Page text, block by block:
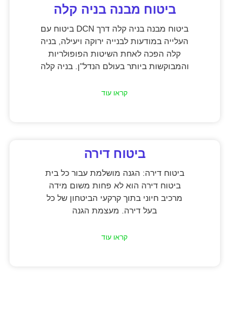
ביטוח מבנה בניה קלה
ביטוח מבנה בניה קלה דרך DCN ביטוח עם
העלייה במודעות לבנייה ירוקה ויעילה, בניה
קלה הפכה לאחת השיטות הפופולריות
והמבוקשות ביותר בעולם הנדל"ן. בניה קלה
קראו עוד
ביטוח דירה
ביטוח דירה: הגנה מושלמת עבור כל בית
ביטוח דירה הוא לא פחות משום מידה
מרכיב חיוני בתוך קרקעי הביטחון של כל
בעל דירה. מעצמת הגנה
קראו עוד